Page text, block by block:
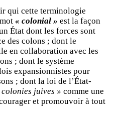
qui cette terminologie
« colonial » est la façon
État dont les forces sont
des colons ; dont le
en collaboration avec les
; dont le système
expansionnistes pour
; dont la loi de l’État-
colonies juives » comme une
et promouvoir à tout